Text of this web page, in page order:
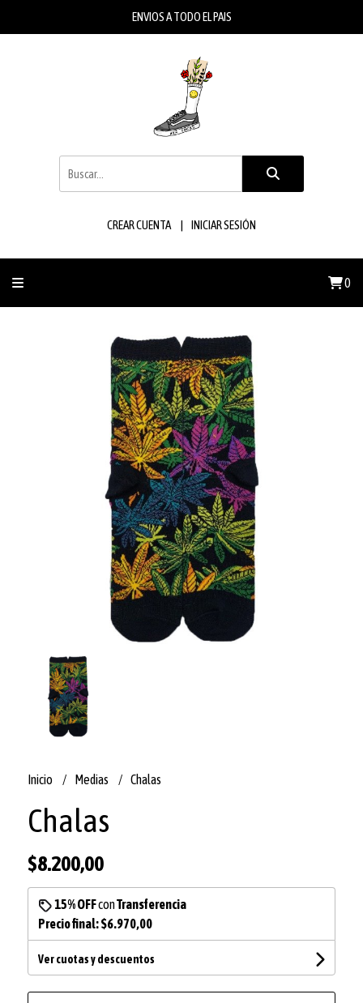
ENVIOS A TODO EL PAIS
CREAR CUENTA INICIAR SESIÓN
0
Inicio Medias Chalas
Chalas
$8.200,00
15% OFFconTransferencia
Precio final:$6.970,00
Ver cuotas y descuentos